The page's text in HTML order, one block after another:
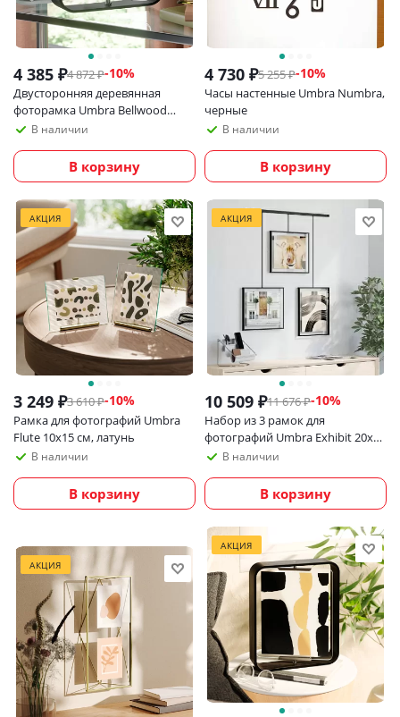
4 385 ₽4 872₽-10%
Двусторонняя деревянная
фоторамка Umbra Bellwood
10х15 см, черная
В наличии
В корзину
4 730 ₽5 255₽-10%
Часы настенные Umbra Numbra,
черные
В наличии
В корзину
АКЦИЯ
3 249 ₽3 610₽-10%
Рамка для фотографий Umbra
Flute 10х15 см, латунь
В наличии
В корзину
АКЦИЯ
10 509 ₽11 676₽-10%
Набор из 3 рамок для
фотографий Umbra Exhibit 20х25
см, черный
В наличии
В корзину
АКЦИЯ
АКЦИЯ